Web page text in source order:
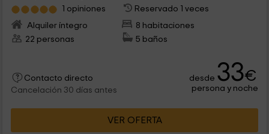
1 opiniones
Reservado 1 veces
Alquiler íntegro
8 habitaciones
22 personas
5 baños
Contacto directo
Cancelación 30 días antes
desde 33€
persona y noche
VER OFERTA